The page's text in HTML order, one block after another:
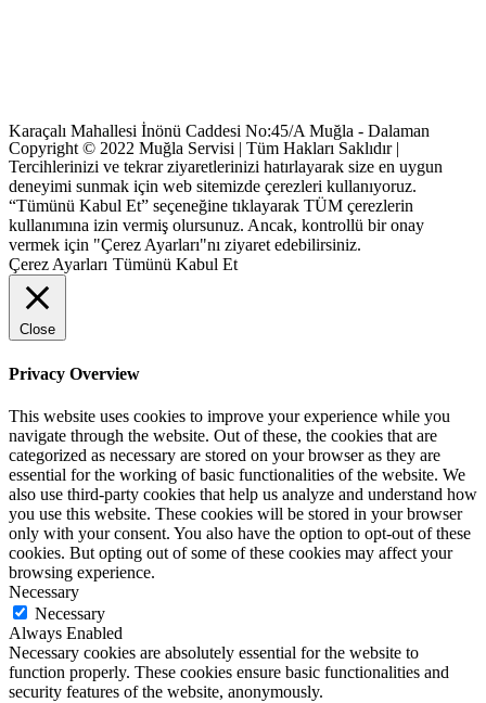
Karaçalı Mahallesi İnönü Caddesi No:45/A Muğla - Dalaman
Copyright © 2022 Muğla Servisi | Tüm Hakları Saklıdır |
Tercihlerinizi ve tekrar ziyaretlerinizi hatırlayarak size en uygun
deneyimi sunmak için web sitemizde çerezleri kullanıyoruz.
“Tümünü Kabul Et” seçeneğine tıklayarak TÜM çerezlerin
kullanımına izin vermiş olursunuz. Ancak, kontrollü bir onay
vermek için "Çerez Ayarları"nı ziyaret edebilirsiniz.
Çerez Ayarları Tümünü Kabul Et
Close
Privacy Overview
This website uses cookies to improve your experience while you
navigate through the website. Out of these, the cookies that are
categorized as necessary are stored on your browser as they are
essential for the working of basic functionalities of the website. We
also use third-party cookies that help us analyze and understand how
you use this website. These cookies will be stored in your browser
only with your consent. You also have the option to opt-out of these
cookies. But opting out of some of these cookies may affect your
browsing experience.
Necessary
Necessary
Always Enabled
Necessary cookies are absolutely essential for the website to
function properly. These cookies ensure basic functionalities and
security features of the website, anonymously.